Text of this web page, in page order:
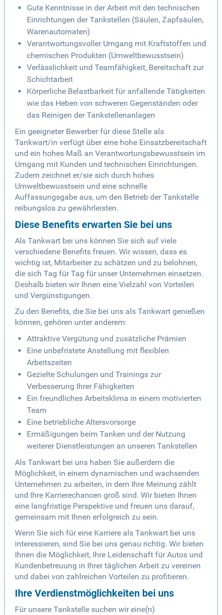
Gute Kenntnisse in der Arbeit mit den technischen
Einrichtungen der Tankstellen (Säulen, Zapfsäulen,
Warenautomaten)
Verantwortungsvoller Umgang mit Kraftstoffen und
chemischen Produkten (Umweltbewusstsein)
Verlässlichkeit und Teamfähigkeit, Bereitschaft zur
Schichtarbeit
Körperliche Belastbarkeit für anfallende Tätigkeiten
wie das Heben von schweren Gegenständen oder
das Reinigen der Tankstellenanlagen
Ein geeigneter Bewerber für diese Stelle als
Tankwart/in verfügt über eine hohe Einsatzbereitschaft
und ein hohes Maß an Verantwortungsbewusstsein im
Umgang mit Kunden und technischen Einrichtungen.
Zudem zeichnet er/sie sich durch hohes
Umweltbewusstsein und eine schnelle
Auffassungsgabe aus, um den Betrieb der Tankstelle
reibungslos zu gewährleisten.
Diese Benefits erwarten Sie bei uns
Als Tankwart bei uns können Sie sich auf viele
verschiedene Benefits freuen. Wir wissen, dass es
wichtig ist, Mitarbeiter zu schätzen und zu belohnen,
die sich Tag für Tag für unser Unternehmen einsetzen.
Deshalb bieten wir Ihnen eine Vielzahl von Vorteilen
und Vergünstigungen.
Zu den Benefits, die Sie bei uns als Tankwart genießen
können, gehören unter anderem:
Attraktive Vergütung und zusätzliche Prämien
Eine unbefristete Anstellung mit flexiblen
Arbeitszeiten
Gezielte Schulungen und Trainings zur
Verbesserung Ihrer Fähigkeiten
Ein freundliches Arbeitsklima in einem motivierten
Team
Eine betriebliche Altersvorsorge
Ermäßigungen beim Tanken und der Nutzung
weiterer Dienstleistungen an unseren Tankstellen
Als Tankwart bei uns haben Sie außerdem die
Möglichkeit, in einem dynamischen und wachsenden
Unternehmen zu arbeiten, in dem Ihre Meinung zählt
und Ihre Karrierechancen groß sind. Wir bieten Ihnen
eine langfristige Perspektive und freuen uns darauf,
gemeinsam mit Ihnen erfolgreich zu sein.
Wenn Sie sich für eine Karriere als Tankwart bei uns
interessieren, sind Sie bei uns genau richtig. Wir bieten
Ihnen die Möglichkeit, Ihre Leidenschaft für Autos und
Kundenbetreuung in Ihrer täglichen Arbeit zu vereinen
und dabei von zahlreichen Vorteilen zu profitieren.
Ihre Verdienstmöglichkeiten bei uns
Für unsere Tankstelle suchen wir eine(n)